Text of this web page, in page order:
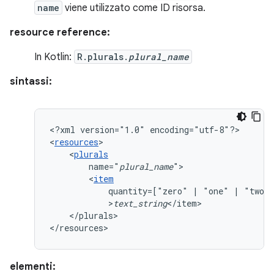
name viene utilizzato come ID risorsa.
resource reference:
In Kotlin: R.plurals. plural_name
sintassi:
<?xml version="1.0"
encoding="utf-8"?>
<resources
<plurals
name=" plural_name
<item
quantity=["zero"
| "one" |
"two"
>text_string
</plurals>
</resources>
elementi: